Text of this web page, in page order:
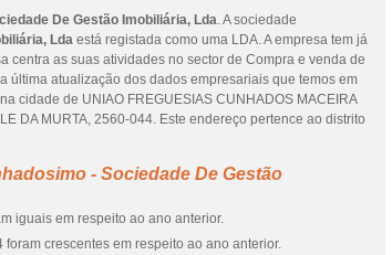
De Gestão Imobiliária, Lda. A sociedade
Lda está registada como uma LDA. A empresa tem já
centra as suas atividades no sector de Compra e venda de
última atualização dos dados empresariais que temos em
cidade de UNIAO FREGUESIAS CUNHADOS MACEIRA
DA MURTA, 2560-044. Este endereço pertence ao distrito
- Sociedade De Gestão
iguais em respeito ao ano anterior.
crescentes em respeito ao ano anterior.